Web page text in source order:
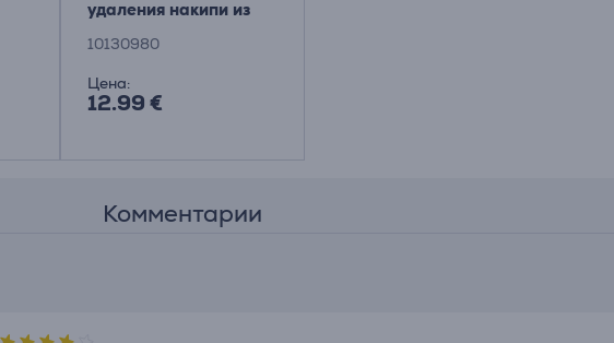
удаления накипи из
стиральных и
машин
10130980
Цена:
12.99 €
Комментарии